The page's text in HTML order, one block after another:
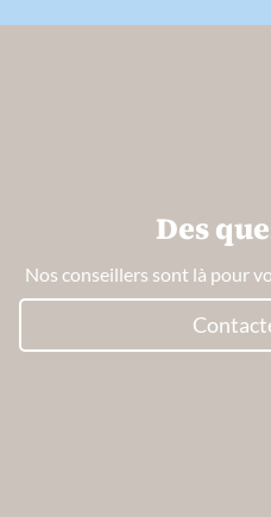
Des
Nos conseillers sont là pour